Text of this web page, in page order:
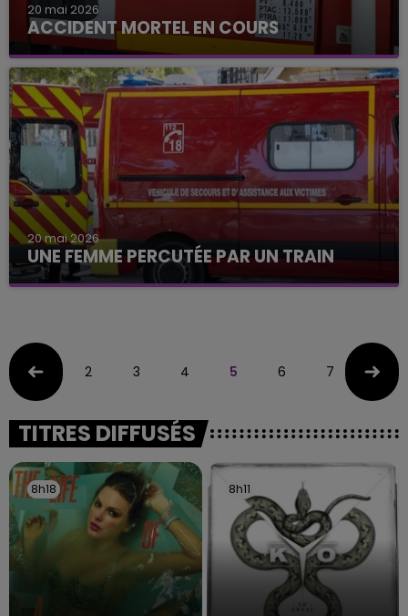
20 mai 2026
ACCIDENT MORTEL EN COURS
20 mai 2026
UNE FEMME PERCUTÉE PAR UN TRAIN
2 3 4 5 6 7 8
TITRES DIFFUSÉS
8h18
8h18 8h11
8h11